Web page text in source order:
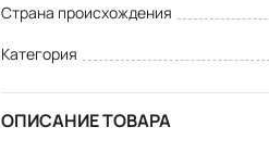
Страна происхождения
Категория
ОПИСАНИЕ ТОВАРА